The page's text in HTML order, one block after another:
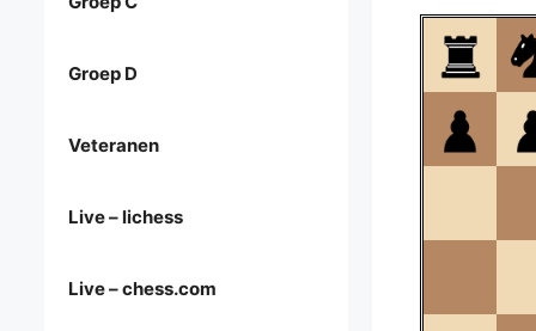
Groep D
Veteranen
Live – lichess
Live – chess.com